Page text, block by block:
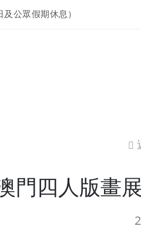
公眾假期休息）
門四人版畫